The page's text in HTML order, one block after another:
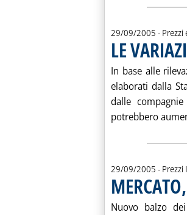
29/09/2005 - Prezzi
LE
In base alle
elaborati dalla
dalle
potrebbero
29/09/2005 -
Nuovo balzo